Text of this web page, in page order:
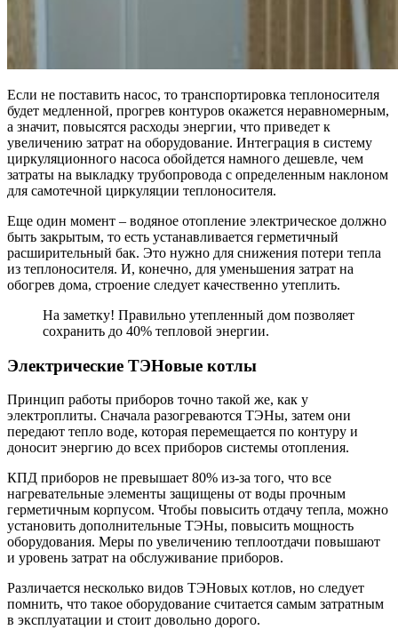
Если не поставить насос, то транспортировка теплоносителя
будет медленной, прогрев контуров окажется неравномерным,
а значит, повысятся расходы энергии, что приведет к
увеличению затрат на оборудование. Интеграция в систему
циркуляционного насоса обойдется намного дешевле, чем
затраты на выкладку трубопровода с определенным наклоном
для самотечной циркуляции теплоносителя.
Еще один момент – водяное отопление электрическое должно
быть закрытым, то есть устанавливается герметичный
расширительный бак. Это нужно для снижения потери тепла
из теплоносителя. И, конечно, для уменьшения затрат на
обогрев дома, строение следует качественно утеплить.
На заметку! Правильно утепленный дом позволяет
сохранить до 40% тепловой энергии.
Электрические ТЭНовые котлы
Принцип работы приборов точно такой же, как у
электроплиты. Сначала разогреваются ТЭНы, затем они
передают тепло воде, которая перемещается по контуру и
доносит энергию до всех приборов системы отопления.
КПД приборов не превышает 80% из-за того, что все
нагревательные элементы защищены от воды прочным
герметичным корпусом. Чтобы повысить отдачу тепла, можно
установить дополнительные ТЭНы, повысить мощность
оборудования. Меры по увеличению теплоотдачи повышают
и уровень затрат на обслуживание приборов.
Различается несколько видов ТЭНовых котлов, но следует
помнить, что такое оборудование считается самым затратным
в эксплуатации и стоит довольно дорого.